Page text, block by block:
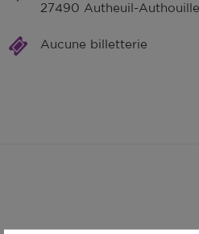
27490 Autheuil-
Aucune billetterie